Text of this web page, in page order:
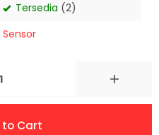
Tersedia (2)
Sensor
+
Cart